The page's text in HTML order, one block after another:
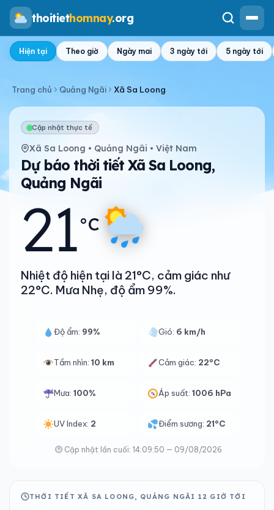
thoitiethomnay.org
Hiện tại Theo giờ Ngày mai 3 ngày tới 5 ngày tới
Trang chủ Quảng Ngãi Xã Sa Loong
Cập nhật thực tế
Xã Sa Loong • Quảng Ngãi • Việt Nam
Dự báo thời tiết Xã Sa Loong,
Quảng Ngãi
21°C
Nhiệt độ hiện tại là 21°C, cảm giác như
22°C. Mưa Nhẹ, độ ẩm 99%.
Độ ẩm: 99% Gió: 6 km/h
Tầm nhìn: 10 km Cảm giác: 22°C
Mưa: 100% Áp suất:1006 hPa
UV Index: 2 Điểm sương: 21°C
Cập nhật lần cuối: 14:09:50 — 09/08/2026
THỜI TIẾT XÃ SA LOONG, QUẢNG NGÃI 12 GIỜ TỚI